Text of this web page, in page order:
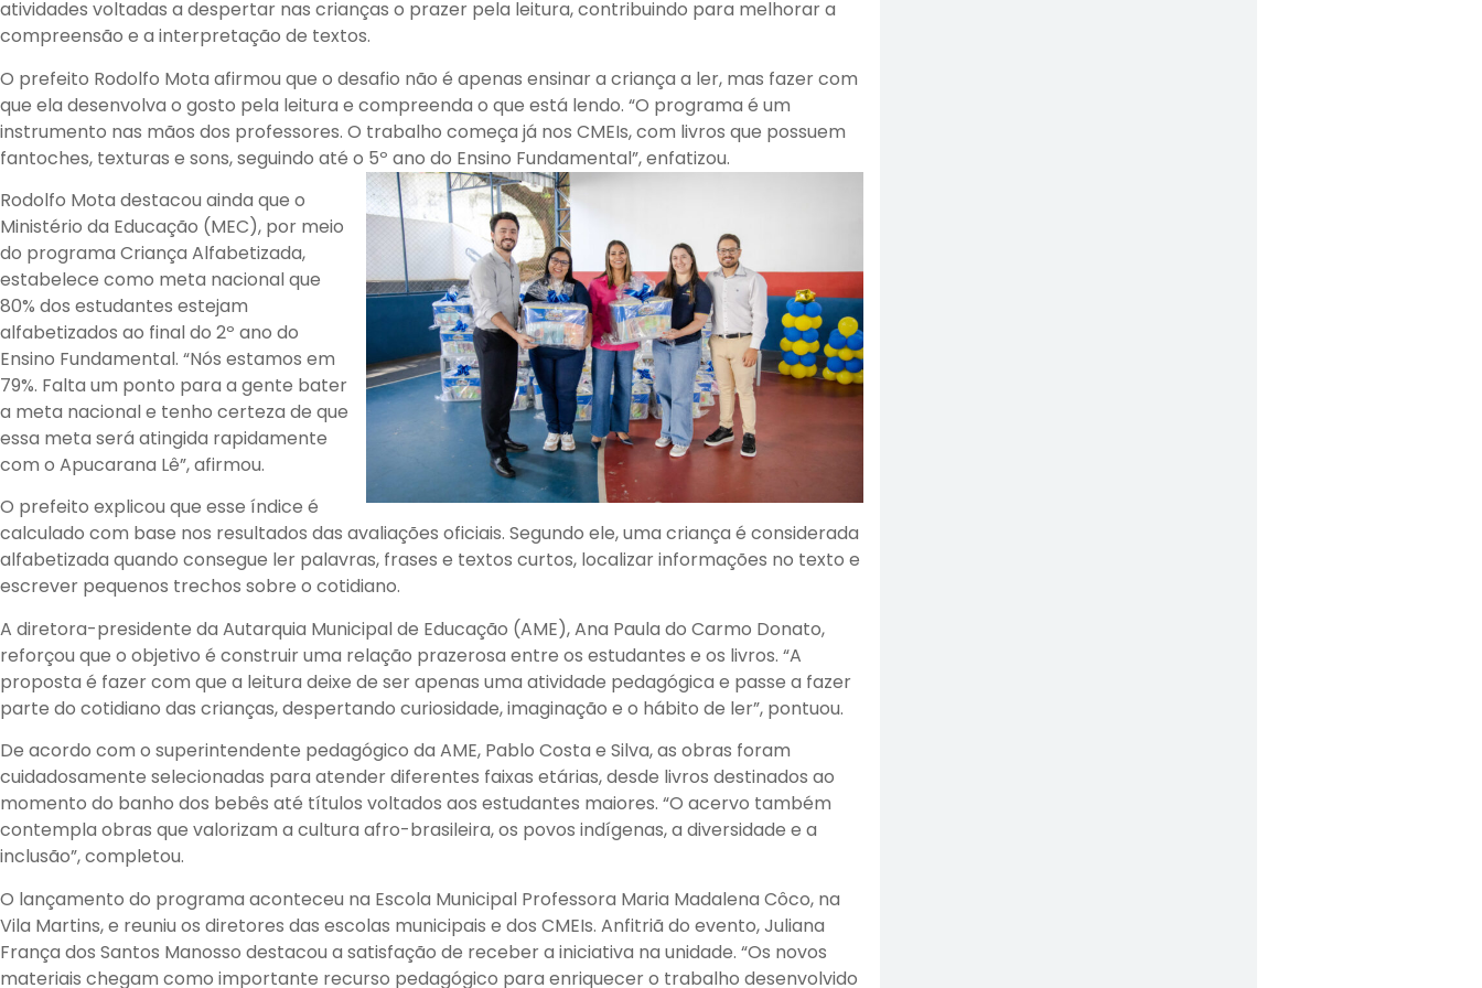
atividades voltadas a despertar nas crianças o prazer pela leitura, contribuindo para melhorar a
compreensão e a interpretação de textos.
O prefeito Rodolfo Mota afirmou que o desafio não é apenas ensinar a criança a ler, mas fazer com
que ela desenvolva o gosto pela leitura e compreenda o que está lendo. “O programa é um
instrumento nas mãos dos professores. O trabalho começa já nos CMEIs, com livros que possuem
fantoches, texturas e sons, seguindo até o 5º ano do Ensino Fundamental”, enfatizou.
Rodolfo Mota destacou ainda que o
Ministério da Educação (MEC), por meio
do programa Criança Alfabetizada,
estabelece como meta nacional que
80% dos estudantes estejam
alfabetizados ao final do 2º ano do
Ensino Fundamental. “Nós estamos em
79%. Falta um ponto para a gente bater
a meta nacional e tenho certeza de que
essa meta será atingida rapidamente
com o Apucarana Lê”, afirmou.
O prefeito explicou que esse índice é
calculado com base nos resultados das avaliações oficiais. Segundo ele, uma criança é considerada
alfabetizada quando consegue ler palavras, frases e textos curtos, localizar informações no texto e
escrever pequenos trechos sobre o cotidiano.
A diretora-presidente da Autarquia Municipal de Educação (AME), Ana Paula do Carmo Donato,
reforçou que o objetivo é construir uma relação prazerosa entre os estudantes e os livros. “A
proposta é fazer com que a leitura deixe de ser apenas uma atividade pedagógica e passe a fazer
parte do cotidiano das crianças, despertando curiosidade, imaginação e o hábito de ler”, pontuou.
De acordo com o superintendente pedagógico da AME, Pablo Costa e Silva, as obras foram
cuidadosamente selecionadas para atender diferentes faixas etárias, desde livros destinados ao
momento do banho dos bebês até títulos voltados aos estudantes maiores. “O acervo também
contempla obras que valorizam a cultura afro-brasileira, os povos indígenas, a diversidade e a
inclusão”, completou.
O lançamento do programa aconteceu na Escola Municipal Professora Maria Madalena Côco, na
Vila Martins, e reuniu os diretores das escolas municipais e dos CMEIs. Anfitriã do evento, Juliana
França dos Santos Manosso destacou a satisfação de receber a iniciativa na unidade. “Os novos
materiais chegam como importante recurso pedagógico para enriquecer o trabalho desenvolvido